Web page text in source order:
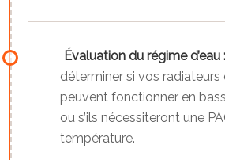
Évaluation du régime d’eau :
déterminer si vos radiateurs
peuvent fonctionner en
ou s’ils nécessiteront une
température.